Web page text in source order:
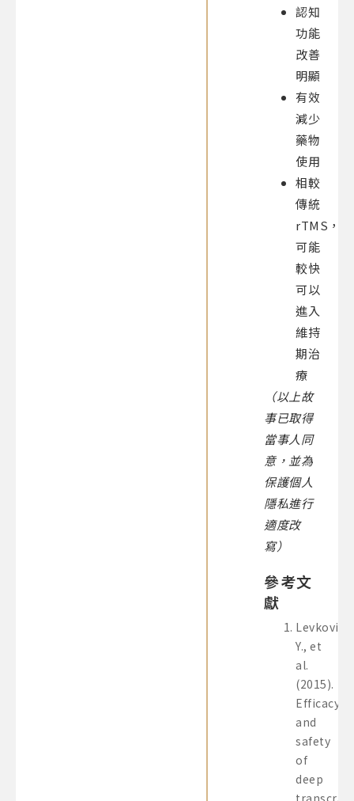
認知
功能
改善
明顯
有效
減少
藥物
使用
相較
傳統
rTMS，
可能
較快
可以
進入
維持
期治
療
（以上故
事已取得
當事人同
意，並為
保護個人
隱私進行
適度改
寫）
參考文
獻
Levkovitz,
Y., et
al.
(2015).
Efficacy
and
safety
of
deep